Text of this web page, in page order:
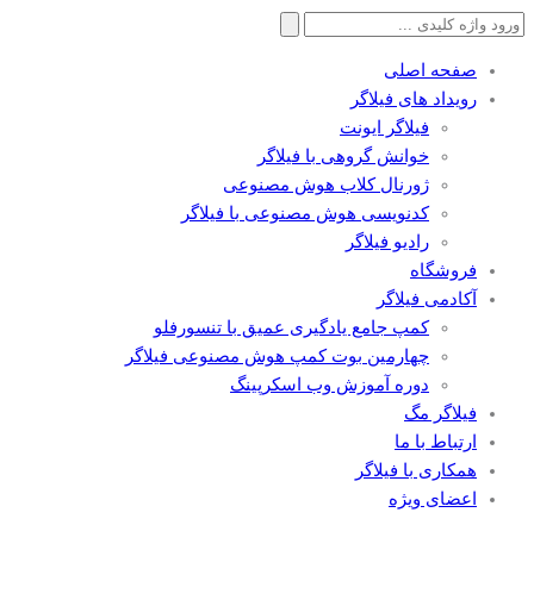
جستجو
صفحه اصلی
رویداد های فیلاگر
فیلاگر ایونت
خوانش گروهی با فیلاگر
ژورنال کلاب هوش مصنوعی
کدنویسی هوش مصنوعی با فیلاگر
رادیو فیلاگر
فروشگاه
آکادمی فیلاگر
کمپ جامع یادگیری عمیق با تنسورفلو
چهارمین بوت کمپ هوش مصنوعی فیلاگر
دوره آموزش وب اسکرپینگ
فیلاگر مگ
ارتباط با ما
همکاری با فیلاگر
اعضای ویژه